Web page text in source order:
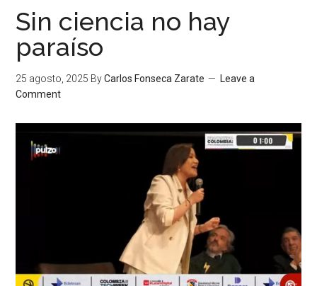
Sin ciencia no hay
paraíso
25 agosto, 2025 ByCarlos Fonseca Zarate
Leave a
Comment